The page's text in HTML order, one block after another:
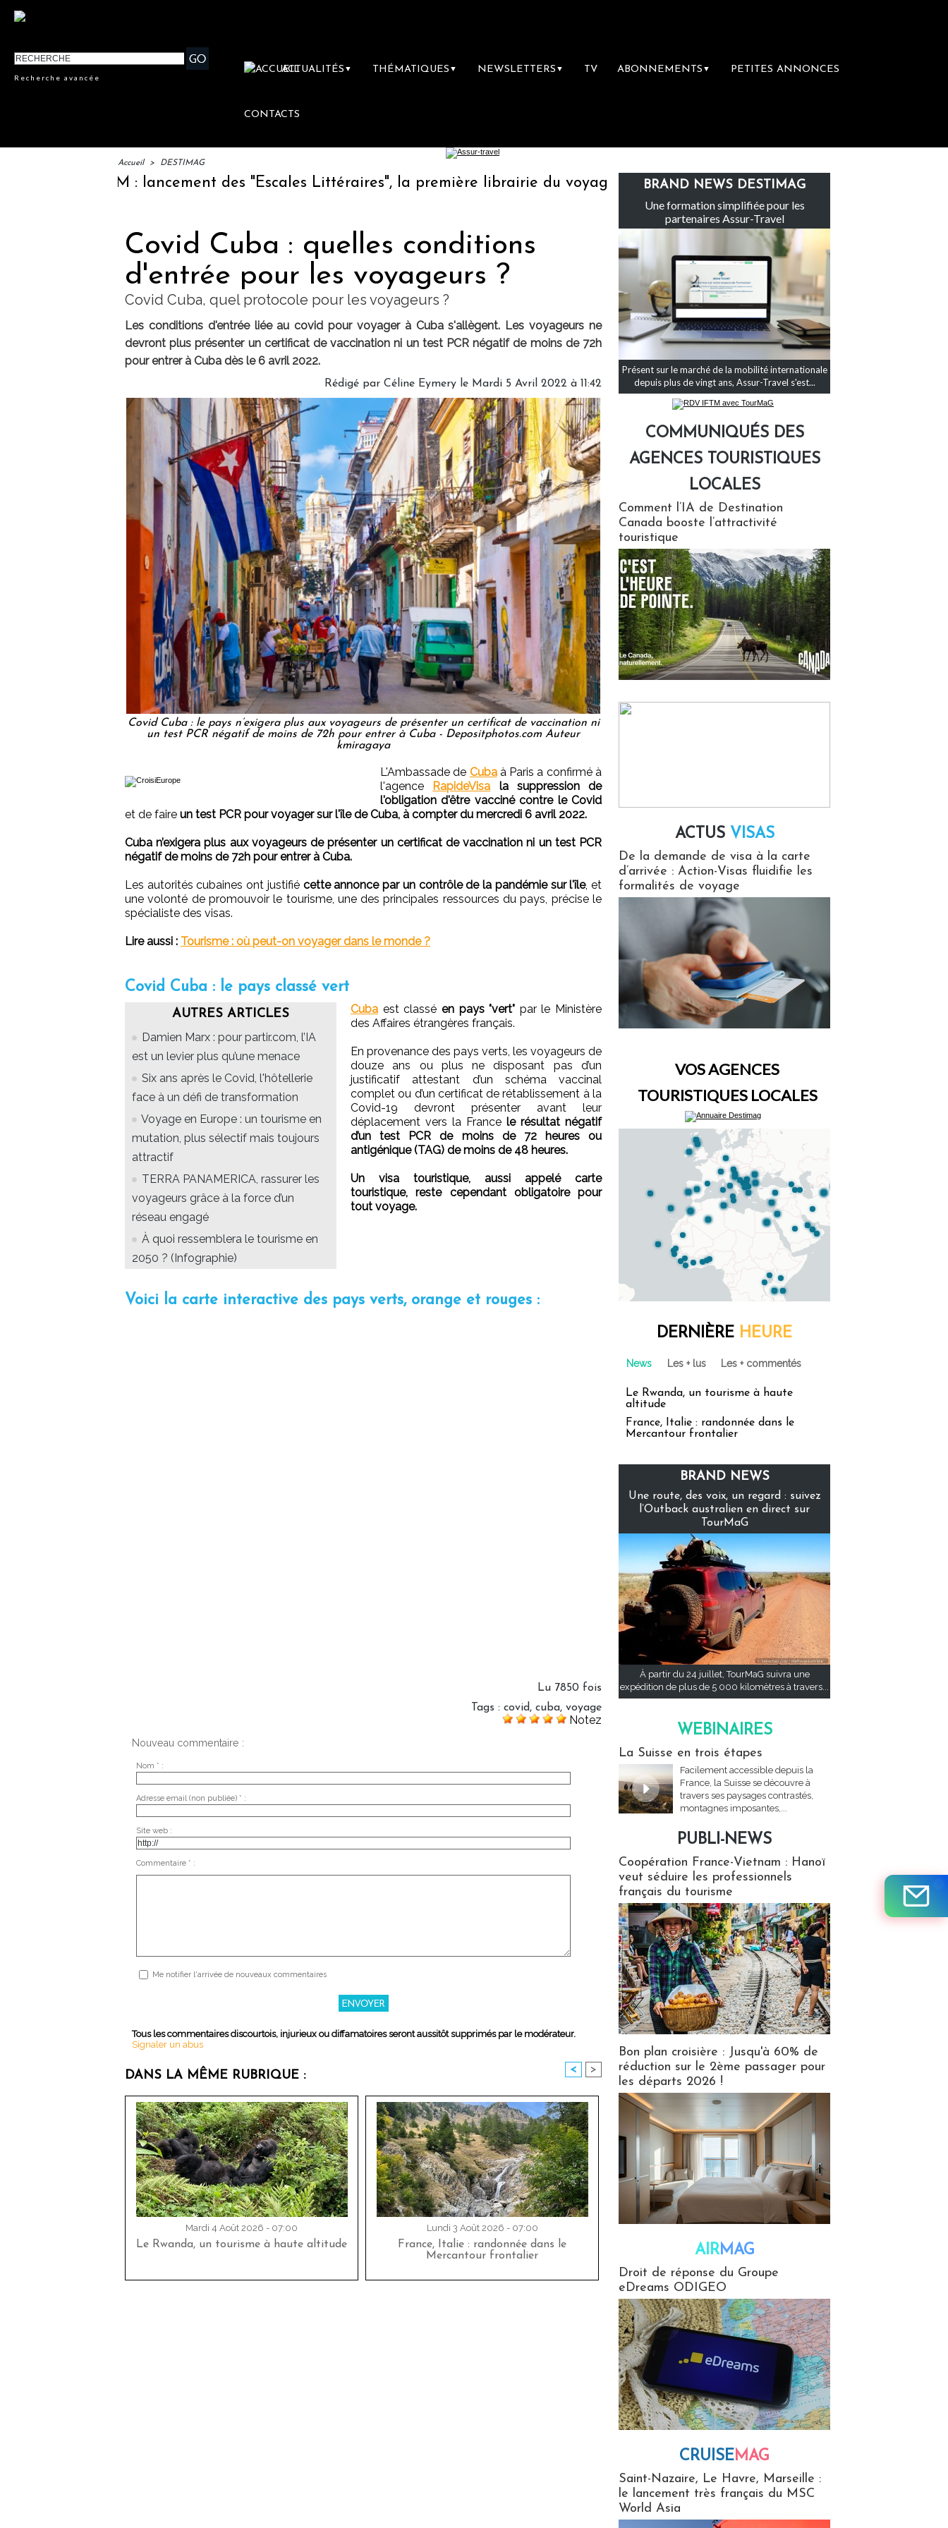
Recherche avancée
ACTUALITÉS ▼ THÉMATIQUES ▼ NEWSLETTERS ▼ TV ABONNEMENTS ▼ PETITES ANNONCES
CONTACTS
Accueil > DESTIMAG
IFTM : lancement des "Escales Littéraires", la première librairie du voyage Le groupe Sainte-Claire rachète Eden Tour
Covid Cuba : quelles conditions
d'entrée pour les voyageurs ?
Covid Cuba, quel protocole pour les voyageurs ?
Les conditions d'entrée liée au covid pour voyager à Cuba s'allègent. Les voyageurs ne
devront plus présenter un certificat de vaccination ni un test PCR négatif de moins de 72h
pour entrer à Cuba dès le 6 avril 2022.
Rédigé par Céline Eymery le Mardi 5 Avril 2022 à 11:42
Covid Cuba : le pays n’exigera plus aux voyageurs de présenter un certificat de vaccination ni
un test PCR négatif de moins de 72h pour entrer à Cuba - Depositphotos.com Auteur
kmiragaya
L'Ambassade de Cubaà Paris a confirmé à
l'agence RapideVisa
la suppression de
l'obligation d'être vacciné contre le Covid
et de faire un test PCR pour voyager sur l'île de Cuba, à compter du mercredi 6 avril 2022.
Cuba n’exigera plus aux voyageurs de présenter un certificat de vaccination ni un test PCR
négatif de moins de 72h pour entrer à Cuba.
Les autorités cubaines ont justifié cette annonce par un contrôle de la pandémie sur l'île, et
une volonté de promouvoir le tourisme, une des principales ressources du pays, précise le
spécialiste des visas.
Lire aussi : Tourisme : où peut-on voyager dans le monde ?
Covid Cuba : le pays classé vert
AUTRES ARTICLES
Damien Marx : pour partir.com, l’IA
est un levier plus qu’une menace
Six ans après le Covid, l'hôtellerie
face à un défi de transformation
Voyage en Europe : un tourisme en
mutation, plus sélectif mais toujours
attractif
TERRA PANAMERICA, rassurer les
voyageurs grâce à la force d’un
réseau engagé
À quoi ressemblera le tourisme en
2050 ? (Infographie)
Cuba est classé en pays "vert" par le Ministère
des Affaires étrangères français.
En provenance des pays verts, les voyageurs de
douze ans ou plus ne disposant pas d’un
justificatif attestant d’un schéma vaccinal
complet ou d’un certificat de rétablissement à la
Covid-19 devront présenter avant leur
déplacement vers la France le résultat négatif
d’un test PCR de moins de 72 heures ou
antigénique (TAG) de moins de 48 heures.
Un visa touristique, aussi appelé carte
touristique, reste cependant obligatoire pour
tout voyage.
Voici la carte interactive des pays verts, orange et rouges :
Lu 7850 fois
Tags : covid, cuba, voyage
Notez
Nouveau commentaire :
Nom * :
Adresse email (non publiée) * :
Site web :
Commentaire * :
Me notifier l'arrivée de nouveaux commentaires
Tous les commentaires discourtois, injurieux ou diffamatoires seront aussitôt supprimés par le modérateur.
Signaler un abus
DANS LA MÊME RUBRIQUE : < >
Mardi 4 Août 2026 - 07:00
Le Rwanda, un tourisme à haute altitude
Lundi 3 Août 2026 - 07:00
France, Italie : randonnée dans le
Mercantour frontalier
BRAND NEWS DESTIMAG
Une formation simplifiée pour les
partenaires Assur-Travel
Présent sur le marché de la mobilité internationale
depuis plus de vingt ans, Assur-Travel s'est...
COMMUNIQUÉS DES
AGENCES TOURISTIQUES
LOCALES
Comment l’IA de Destination
Canada booste l’attractivité
touristique
ACTUS VISAS
De la demande de visa à la carte
d’arrivée : Action-Visas fluidifie les
formalités de voyage
VOS AGENCES
TOURISTIQUES LOCALES
DERNIÈRE HEURE
News Les + lus Les + commentés
Le Rwanda, un tourisme à haute
altitude
France, Italie : randonnée dans le
Mercantour frontalier
BRAND NEWS
Une route, des voix, un regard : suivez
l’Outback australien en direct sur
TourMaG
À partir du 24 juillet, TourMaG suivra une
expédition de plus de 5 000 kilomètres à travers...
WEBINAIRES
La Suisse en trois étapes
Facilement accessible depuis la
France, la Suisse se découvre à
travers ses paysages contrastés,
montagnes imposantes,...
PUBLI-NEWS
Coopération France-Vietnam : Hanoï
veut séduire les professionnels
français du tourisme
Bon plan croisière : Jusqu'à 60% de
réduction sur le 2ème passager pour
les départs 2026 !
AIRMAG
Droit de réponse du Groupe
eDreams ODIGEO
CRUISEMAG
Saint-Nazaire, Le Havre, Marseille :
le lancement très français du MSC
World Asia